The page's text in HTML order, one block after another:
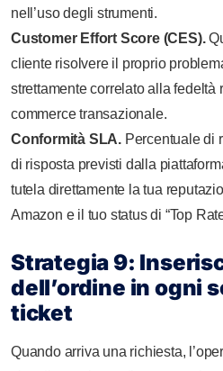
nell’uso degli strumenti.
Customer Effort Score (CES).
cliente risolvere il proprio
strettamente correlato alla fedeltà
commerce transazionale.
Conformità SLA. Percentuale di
di risposta previsti dalla
tutela direttamente la tua
Amazon e il tuo status di “Top
Strategia 9:
dell’ordine in ogni
ticket
Quando arriva una richiesta,